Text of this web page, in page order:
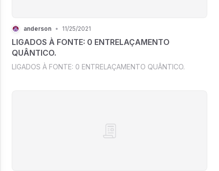
anderson • 11/25/2021
LIGADOS À FONTE: 0 ENTRELAÇAMENTO
QUÂNTICO.
LIGADOS À FONTE: 0 ENTRELAÇAMENTO QUÂNTICO.